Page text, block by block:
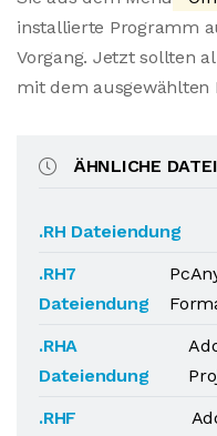
installierte Programm
Vorgang. Jetzt sollten
mit dem ausgewählten
ÄHNLICHE
.RH Dateiendung
.RH7
Dateiendung
.RHA
Dateiendung
.RHF